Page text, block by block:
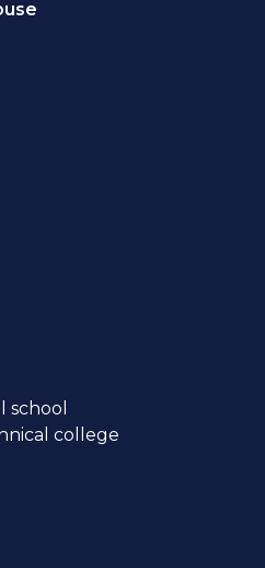
school
college